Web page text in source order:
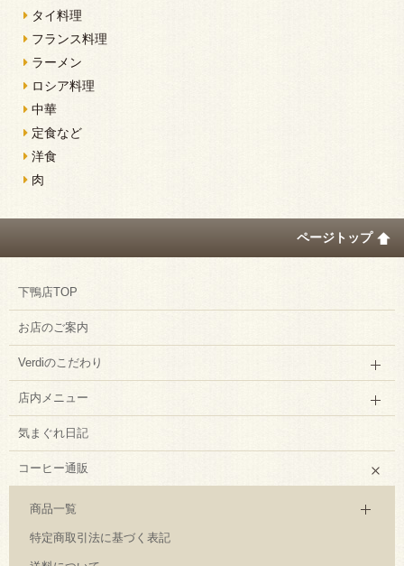
タイ料理
フランス料理
ラーメン
ロシア料理
中華
定食など
洋食
肉
ページトップ
下鴨店TOP
お店のご案内
Verdiのこだわり
店内メニュー
気まぐれ日記
コーヒー通販
商品一覧
特定商取引法に基づく表記